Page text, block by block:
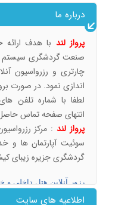
درباره ما
پرواز لند با هدف
صنعت گردشگری سیستم
چارتری و رزرواسیون
اندازی نمود. در صورت
لطفا با شماره تلفن
انتهای صفحه تماس
پرواز لند: مرکز
سوئیت آپارتمان ها و
گردشگری جزیره زیبای
رزور آنلاین هتل داخلی و
واسطه (touristland.ir)
اطلاعیه های سایت